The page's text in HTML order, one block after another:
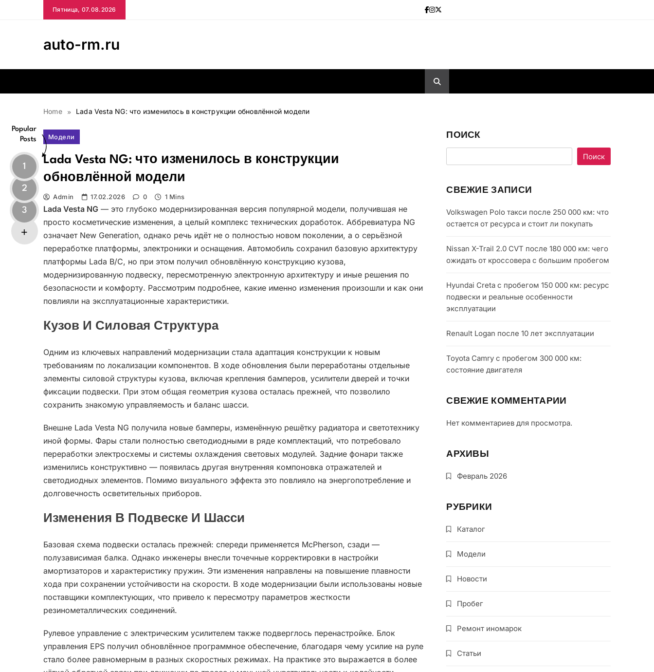
Пятница, 07.08.2026
auto-rm.ru
Home Lada Vesta NG: что изменилось в конструкции обновлённой модели
Popular
Posts
1
2
3
Модели
Lada Vesta NG: что изменилось в конструкции
обновлённой модели
Admin 17.02.2026 0 1 Mins
Lada Vesta NG — это глубоко модернизированная версия популярной модели, получившая не
просто косметические изменения, а целый комплекс технических доработок. Аббревиатура NG
означает New Generation, однако речь идёт не о полностью новом поколении, а о серьёзной
переработке платформы, электроники и оснащения. Автомобиль сохранил базовую архитектуру
платформы Lada B/C, но при этом получил обновлённую конструкцию кузова,
модернизированную подвеску, пересмотренную электронную архитектуру и иные решения по
безопасности и комфорту. Рассмотрим подробнее, какие именно изменения произошли и как они
повлияли на эксплуатационные характеристики.
Кузов И Силовая Структура
Одним из ключевых направлений модернизации стала адаптация конструкции к новым
требованиям по локализации компонентов. В ходе обновления были переработаны отдельные
элементы силовой структуры кузова, включая крепления бамперов, усилители дверей и точки
фиксации подвески. При этом общая геометрия кузова осталась прежней, что позволило
сохранить знакомую управляемость и баланс шасси.
Внешне Lada Vesta NG получила новые бамперы, изменённую решётку радиатора и светотехнику
иной формы. Фары стали полностью светодиодными в ряде комплектаций, что потребовало
переработки электросхемы и системы охлаждения световых модулей. Задние фонари также
изменились конструктивно — появилась другая внутренняя компоновка отражателей и
светодиодных элементов. Помимо визуального эффекта это повлияло на энергопотребление и
долговечность осветительных приборов.
Изменения В Подвеске И Шасси
Базовая схема подвески осталась прежней: спереди применяется McPherson, сзади —
полузависимая балка. Однако инженеры внесли точечные корректировки в настройки
амортизаторов и характеристику пружин. Эти изменения направлены на повышение плавности
хода при сохранении устойчивости на скорости. В ходе модернизации были использованы новые
поставщики комплектующих, что привело к пересмотру параметров жесткости
резинометаллических соединений.
Рулевое управление с электрическим усилителем также подверглось перенастройке. Блок
управления EPS получил обновлённое программное обеспечение, благодаря чему усилие на руле
стало более равномерным в разных скоростных режимах. На практике это выражается в более
ПОИСК
Поиск
СВЕЖИЕ ЗАПИСИ
Volkswagen Polo такси после 250 000 км: что
остается от ресурса и стоит ли покупать
Nissan X-Trail 2.0 CVT после 180 000 км: чего
ожидать от кроссовера с большим пробегом
Hyundai Creta с пробегом 150 000 км: ресурс
подвески и реальные особенности
эксплуатации
Renault Logan после 10 лет эксплуатации
Toyota Camry с пробегом 300 000 км:
состояние двигателя
СВЕЖИЕ КОММЕНТАРИИ
Нет комментариев для просмотра.
АРХИВЫ
Февраль 2026
РУБРИКИ
Каталог
Модели
Новости
Пробег
Ремонт иномарок
Статьи